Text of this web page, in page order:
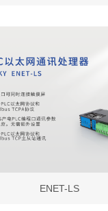
ENET-LS